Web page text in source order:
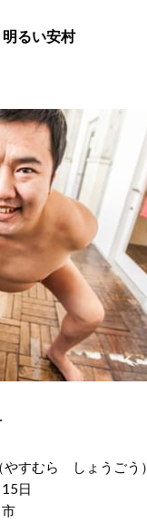
るい安村
すむら しょうごう）
日